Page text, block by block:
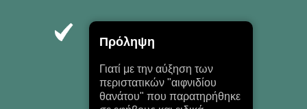
Πρόληψη
Γιατί με την αύξηση των
περιστατικών "αιφνιδίου
θανάτου" που παρατηρήθηκε